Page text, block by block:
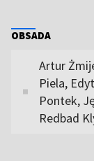
OBSADA
Artur
Piela,
Pontek,
Redbad